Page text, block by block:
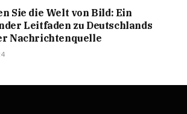
Sie die Welt von Bild: Ein
Leitfaden zu Deutschlands
Nachrichtenquelle